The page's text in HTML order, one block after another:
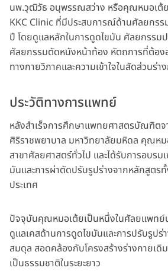
นพ.วุฒิวัธ อนุพรรณสว่าง หรือคุณหมอเต้
KKC Clinic ที่มีประสบการณ์ด้านศัลยกรร
ปี โดยดูแลหลักในการดูดไขมัน ศัลยกรรม
ศัลยกรรมตัดหนังหน้าท้อง หัตถการที่ต้อ
ทางกายวิภาคและความเข้าใจในสัดส่วนร่
ประวัติทางการแพทย์
หลังสำเร็จการศึกษาแพทยศาสตรบัณฑิต
ศิริราชพยาบาล มหาวิทยาลัยมหิดล คุณหม
สาขาศัลยศาสตร์ทั่วไป และได้รับการอบรม
มันและการผ่าตัดปรับรูปร่างจากหลักสูตรทั้
ประเทศ
ปัจจุบันคุณหมอเต้ยเป็นหนึ่งในศัลยแพทย์
ดูแลเคสด้านการดูดไขมันและการปรับรูป
สมดุล สอดคล้องกับโครงสร้างร่างกายเดิ
เป็นธรรมชาติในระยะยาว